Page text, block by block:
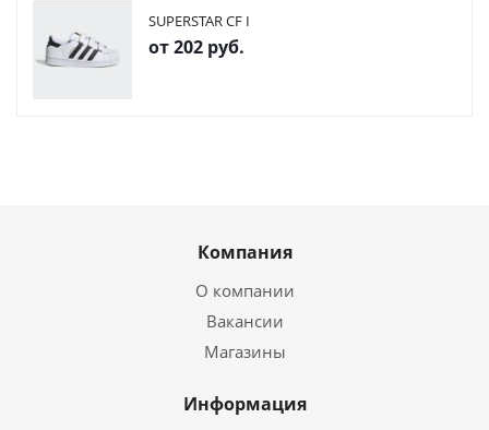
SUPERSTAR CF I
от202 руб.
Компания
О компании
Вакансии
Магазины
Информация